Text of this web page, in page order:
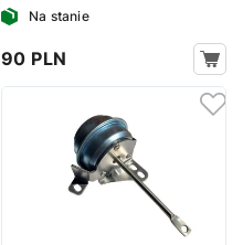
Na stanie
90 PLN